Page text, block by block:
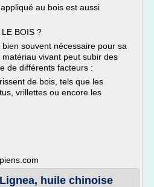
au bois est aussi
BOIS ?
souvent nécessaire pour sa
vivant peut subir des
de différents facteurs :
de bois, tels que les
vrillettes ou encore les
huile chinoise